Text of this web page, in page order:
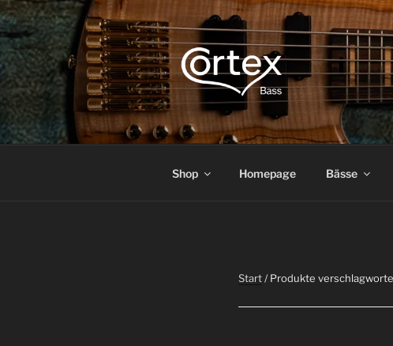
CORTEX
Express your creative flow
Shop Homepage Bässe
Start/ Produkte